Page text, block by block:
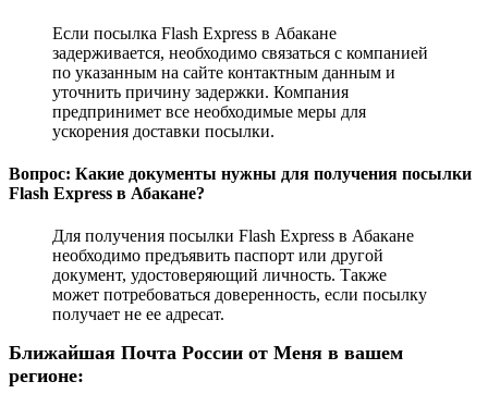
Если посылка Flash Express в Абакане
задерживается, необходимо связаться с компанией
по указанным на сайте контактным данным и
уточнить причину задержки. Компания
предпринимет все необходимые меры для
ускорения доставки посылки.
Вопрос: Какие документы нужны для получения посылки
Flash Express в Абакане?
Для получения посылки Flash Express в Абакане
необходимо предъявить паспорт или другой
документ, удостоверяющий личность. Также
может потребоваться доверенность, если посылку
получает не ее адресат.
Ближайшая Почта России от Меня в вашем
регионе: